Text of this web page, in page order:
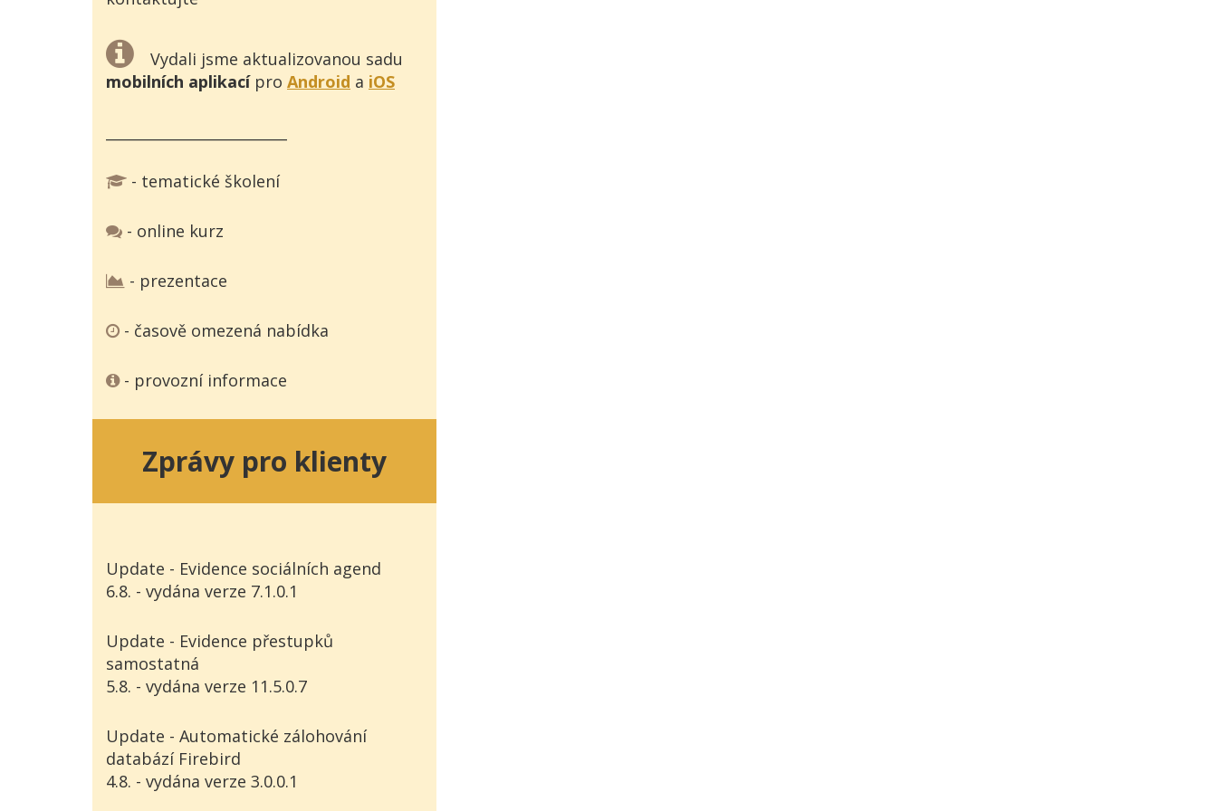
Vydali jsme aktualizovanou sadu
mobilních aplikacípro Android a iOS
- tematické školení
- online kurz
- prezentace
- časově omezená nabídka
- provozní informace
Zprávy pro klienty
Update - Evidence sociálních agend
6.8. - vydána verze 7.1.0.1
Update - Evidence přestupků
samostatná
5.8. - vydána verze 11.5.0.7
Update - Automatické zálohování
databází Firebird
4.8. - vydána verze 3.0.0.1